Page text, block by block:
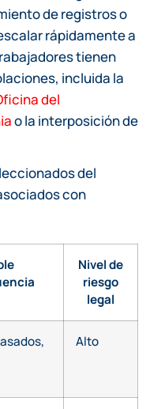
de registros o
rápidamente a
tienen
incluida la
del
o la interposición de
del
con
Nivel de
riesgo
legal
Alto